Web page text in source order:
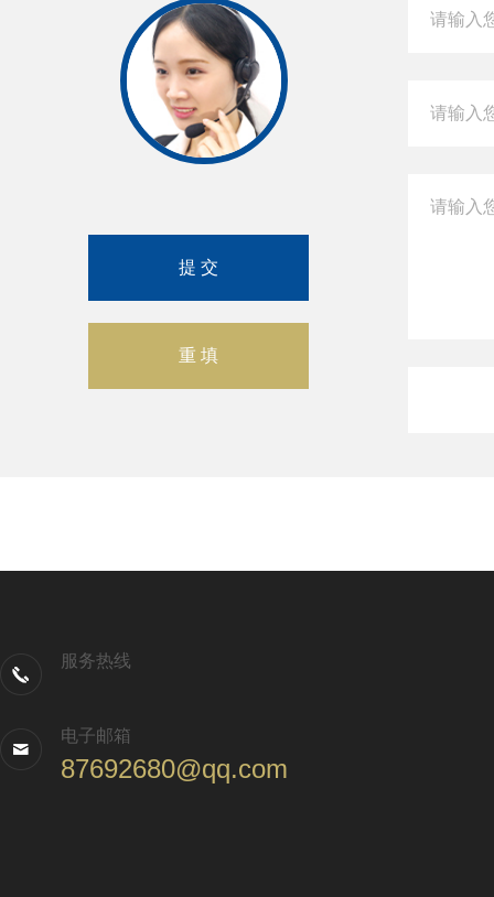
服务热线
电子邮箱
87692680@qq.com